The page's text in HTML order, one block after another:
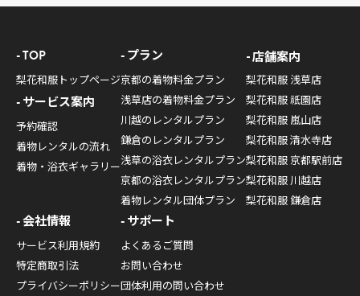
TOP
梨花和服トップページ
サービス案内
予約確認
着物レンタルの流れ
着物・浴衣ギャラリー
プラン
京都の着物料金プラン
浅草店の着物料金プラン
川越のレンタルプラン
鎌倉のレンタルプラン
浅草の浴衣レンタルプラン
京都の浴衣レンタルプラン
着物レンタル団体プラン
店舗案内
梨花和服 浅草店
梨花和服 祇園店
梨花和服 嵐山店
梨花和服 清水寺店
梨花和服 京都駅前店
梨花和服 川越店
梨花和服 鎌倉店
会社情報
サービス利用規約
特定商取引法
プライバシーポリシー
サポート
よくあるご質問
お問い合わせ
団体利用の問い合わせ